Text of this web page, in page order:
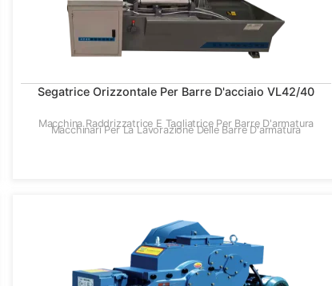
Segatrice Orizzontale Per Barre D'acciaio VL42/40
Macchina Raddrizzatrice E Tagliatrice Per Barre D'armatura
Macchinari Per La Lavorazione Delle Barre D'armatura